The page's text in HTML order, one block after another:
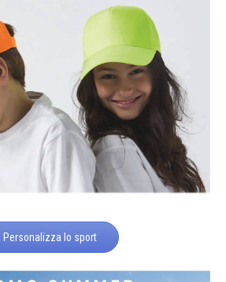
Personalizza lo sport